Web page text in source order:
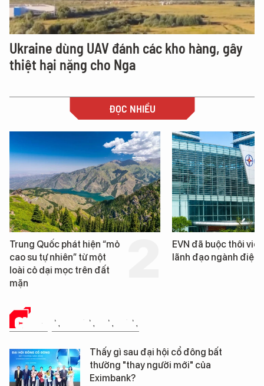
Ukraine dùng UAV đánh các kho hàng, gây
thiệt hại nặng cho Nga
ĐỌC NHIỀU
EVN đã buộc thôi việc 3
lãnh đạo ngành điện
Loạt dự án bất
Đà Nẵng sắp bị
CHUYỆN DOANH NHÂN
Thấy gì sau đại hội cổ đông bất
thường "thay người mới" của
Eximbank?